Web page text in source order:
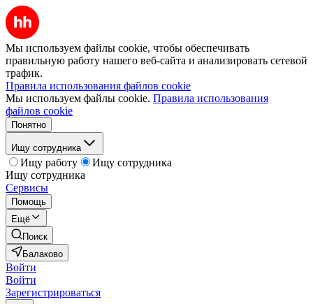
Мы используем файлы cookie, чтобы обеспечивать
правильную работу нашего веб-сайта и анализировать сетевой
трафик.
Правила использования файлов cookie
Мы используем файлы cookie. Правила использования
файлов cookie
Понятно
Ищу сотрудника
Ищу работу
Ищу сотрудника
Ищу сотрудника
Сервисы
Помощь
Ещё
Поиск
Балаково
Войти
Войти
Зарегистрироваться